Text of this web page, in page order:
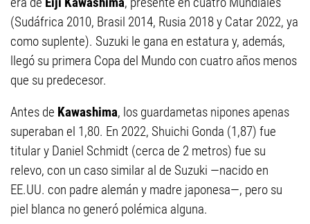
(Sudáfrica 2010, Brasil 2014, Rusia 2018 y Catar 2022, ya
como suplente). Suzuki le gana en estatura y, además,
llegó su primera Copa del Mundo con cuatro años menos
que su predecesor.
Antes de Kawashima, los guardametas nipones apenas
superaban el 1,80. En 2022, Shuichi Gonda (1,87) fue
titular y Daniel Schmidt (cerca de 2 metros) fue su
relevo, con un caso similar al de Suzuki —nacido en
EE.UU. con padre alemán y madre japonesa—, pero su
piel blanca no generó polémica alguna.